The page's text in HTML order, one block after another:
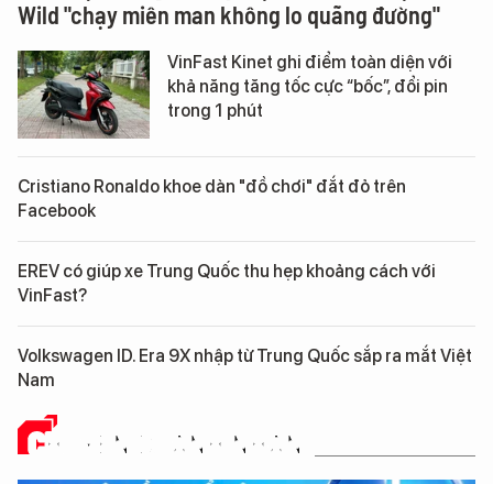
Wild "chạy miên man không lo quãng đường"
VinFast Kinet ghi điểm toàn diện với
khả năng tăng tốc cực “bốc”, đổi pin
trong 1 phút
Cristiano Ronaldo khoe dàn "đồ chơi" đắt đỏ trên
Facebook
EREV có giúp xe Trung Quốc thu hẹp khoảng cách với
VinFast?
Volkswagen ID. Era 9X nhập từ Trung Quốc sắp ra mắt Việt
Nam
CHUYỆN DOANH NHÂN